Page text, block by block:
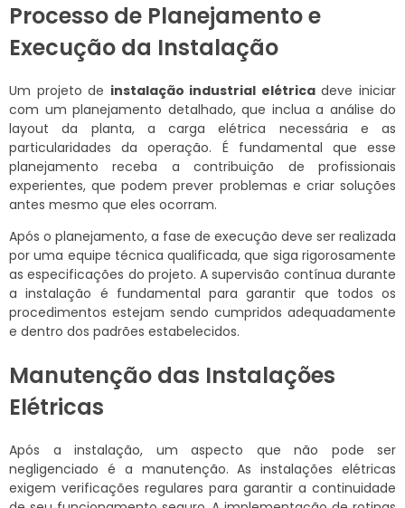
Processo de Planejamento e
Execução da Instalação
Um projeto de instalação industrial elétricadeve iniciar
com um planejamento detalhado, que inclua a análise do
layout da planta, a carga elétrica necessária e as
particularidades da operação. É fundamental que esse
planejamento receba a contribuição de profissionais
experientes, que podem prever problemas e criar soluções
antes mesmo que eles ocorram.
Após o planejamento, a fase de execução deve ser realizada
por uma equipe técnica qualificada, que siga rigorosamente
as especificações do projeto. A supervisão contínua durante
a instalação é fundamental para garantir que todos os
procedimentos estejam sendo cumpridos adequadamente
e dentro dos padrões estabelecidos.
Manutenção das Instalações
Elétricas
Após a instalação, um aspecto que não pode ser
negligenciado é a manutenção. As instalações elétricas
exigem verificações regulares para garantir a continuidade